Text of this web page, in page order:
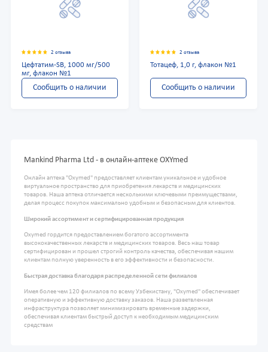
2 отзыва
Цефтатим-SB, 1000 мг/500
мг, флакон №1
Сообщить о наличии
2 отзыва
Тотацеф, 1,0 г, флакон №1
Сообщить о наличии
Mankind Pharma Ltd - в онлайн-аптеке OXYmed
Онлайн аптека "Oxymed" предоставляет клиентам уникальное и удобное
виртуальное пространство для приобретения лекарств и медицинских
товаров. Наша аптека отличается несколькими ключевыми преимуществами,
делая процесс покупок максимально удобным и безопасным для клиентов.
Широкий ассортимент и сертифицированная продукция
Oxymed гордится предоставлением богатого ассортимента
высококачественных лекарств и медицинских товаров. Весь наш товар
сертифицирован и прошел строгий контроль качества, обеспечивая нашим
клиентам полную уверенность в его эффективности и безопасности.
Быстрая доставка благодаря распределенной сети филиалов
Имея более чем 120 филиалов по всему Узбекистану, "Oxymed" обеспечивает
оперативную и эффективную доставку заказов. Наша разветвленная
инфраструктура позволяет минимизировать временные задержки,
обеспечивая клиентам быстрый доступ к необходимым медицинским
средствам